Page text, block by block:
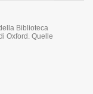
Biblioteca
Oxford. Quelle